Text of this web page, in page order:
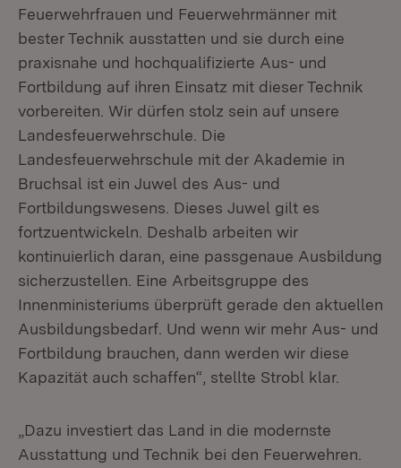
Feuerwehrfrauen und Feuerwehrmänner mit
bester Technik ausstatten und sie durch eine
praxisnahe und hochqualifizierte Aus- und
Fortbildung auf ihren Einsatz mit dieser Technik
vorbereiten. Wir dürfen stolz sein auf unsere
Landesfeuerwehrschule. Die
Landesfeuerwehrschule mit der Akademie in
Bruchsal ist ein Juwel des Aus- und
Fortbildungswesens. Dieses Juwel gilt es
fortzuentwickeln. Deshalb arbeiten wir
kontinuierlich daran, eine passgenaue Ausbildung
sicherzustellen. Eine Arbeitsgruppe des
Innenministeriums überprüft gerade den aktuellen
Ausbildungsbedarf. Und wenn wir mehr Aus- und
Fortbildung brauchen, dann werden wir diese
Kapazität auch schaffen“, stellte Strobl klar.
„Dazu investiert das Land in die modernste
Ausstattung und Technik bei den Feuerwehren.